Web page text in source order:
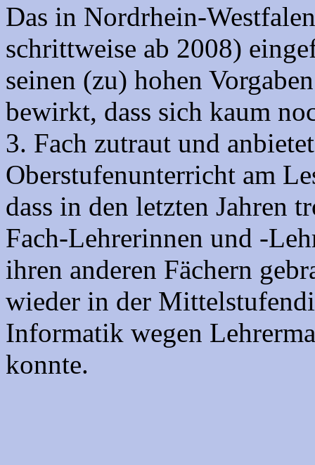
Das in Nordrhein-
schrittweise ab 2008)
seinen (zu) hohen
bewirkt, dass sich kaum
3. Fach zutraut und
Oberstufenunterricht am
dass in den letzten Jahren
Fach-Lehrerinnen und -
ihren anderen Fächern
wieder in der
Informatik wegen
konnte.